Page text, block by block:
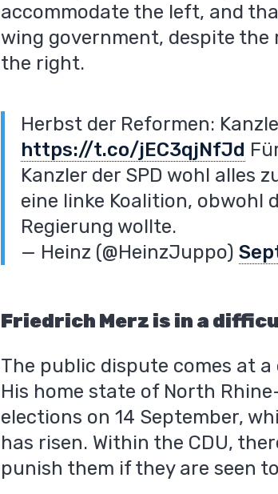
accommodate the left, and
wing government, despite
the right.
Herbst der Reformen:
https://t.co/jEC3qjNfJd
Kanzler der SPD wohl alles
eine linke Koalition, obwohl
Regierung wollte.
— Heinz (@HeinzJuppo)
Friedrich Merz is in a
The public dispute comes at
His home state of North
elections on 14 September,
has risen. Within the CDU,
punish them if they are seen